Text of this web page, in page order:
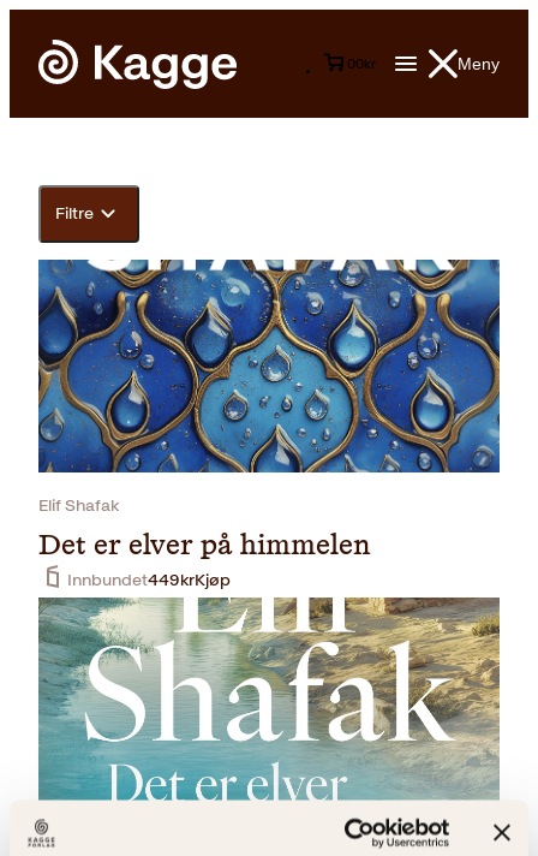
Meny
00kr
Filtre
Elif Shafak
Det er elver på himmelen
Innbundet449krKjøp
Elif Shafak